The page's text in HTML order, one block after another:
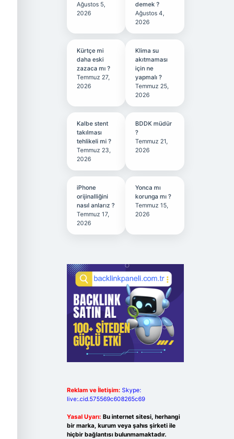
Ağustos 5,
2026
demek ?
Ağustos 4,
2026
Kürtçe mi
daha eski
zazaca mı ?
Temmuz 27,
2026
Klima su
akıtmaması
için ne
yapmalı ?
Temmuz 25,
2026
Kalbe stent
takılması
tehlikeli mi ?
Temmuz 23,
2026
BDDK müdür
?
Temmuz 21,
2026
iPhone
orijinalliğini
nasıl anlarız ?
Temmuz 17,
2026
Yonca mı
korunga mı ?
Temmuz 15,
2026
Reklam ve İletişim: Skype:
live:.cid.575569c608265c69
Yasal Uyarı: Bu internet sitesi, herhangi
bir marka, kurum veya şahıs şirketi ile
hiçbir bağlantısı bulunmamaktadır.